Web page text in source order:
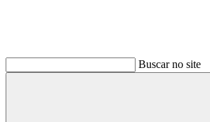
Buscar no site